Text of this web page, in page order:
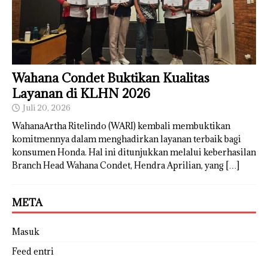
Wahana Condet Buktikan Kualitas
Layanan di KLHN 2026
Juli 20, 2026
WahanaArtha Ritelindo (WARI) kembali membuktikan
komitmennya dalam menghadirkan layanan terbaik bagi
konsumen Honda. Hal ini ditunjukkan melalui keberhasilan
Branch Head Wahana Condet, Hendra Aprilian, yang […]
META
Masuk
Feed entri